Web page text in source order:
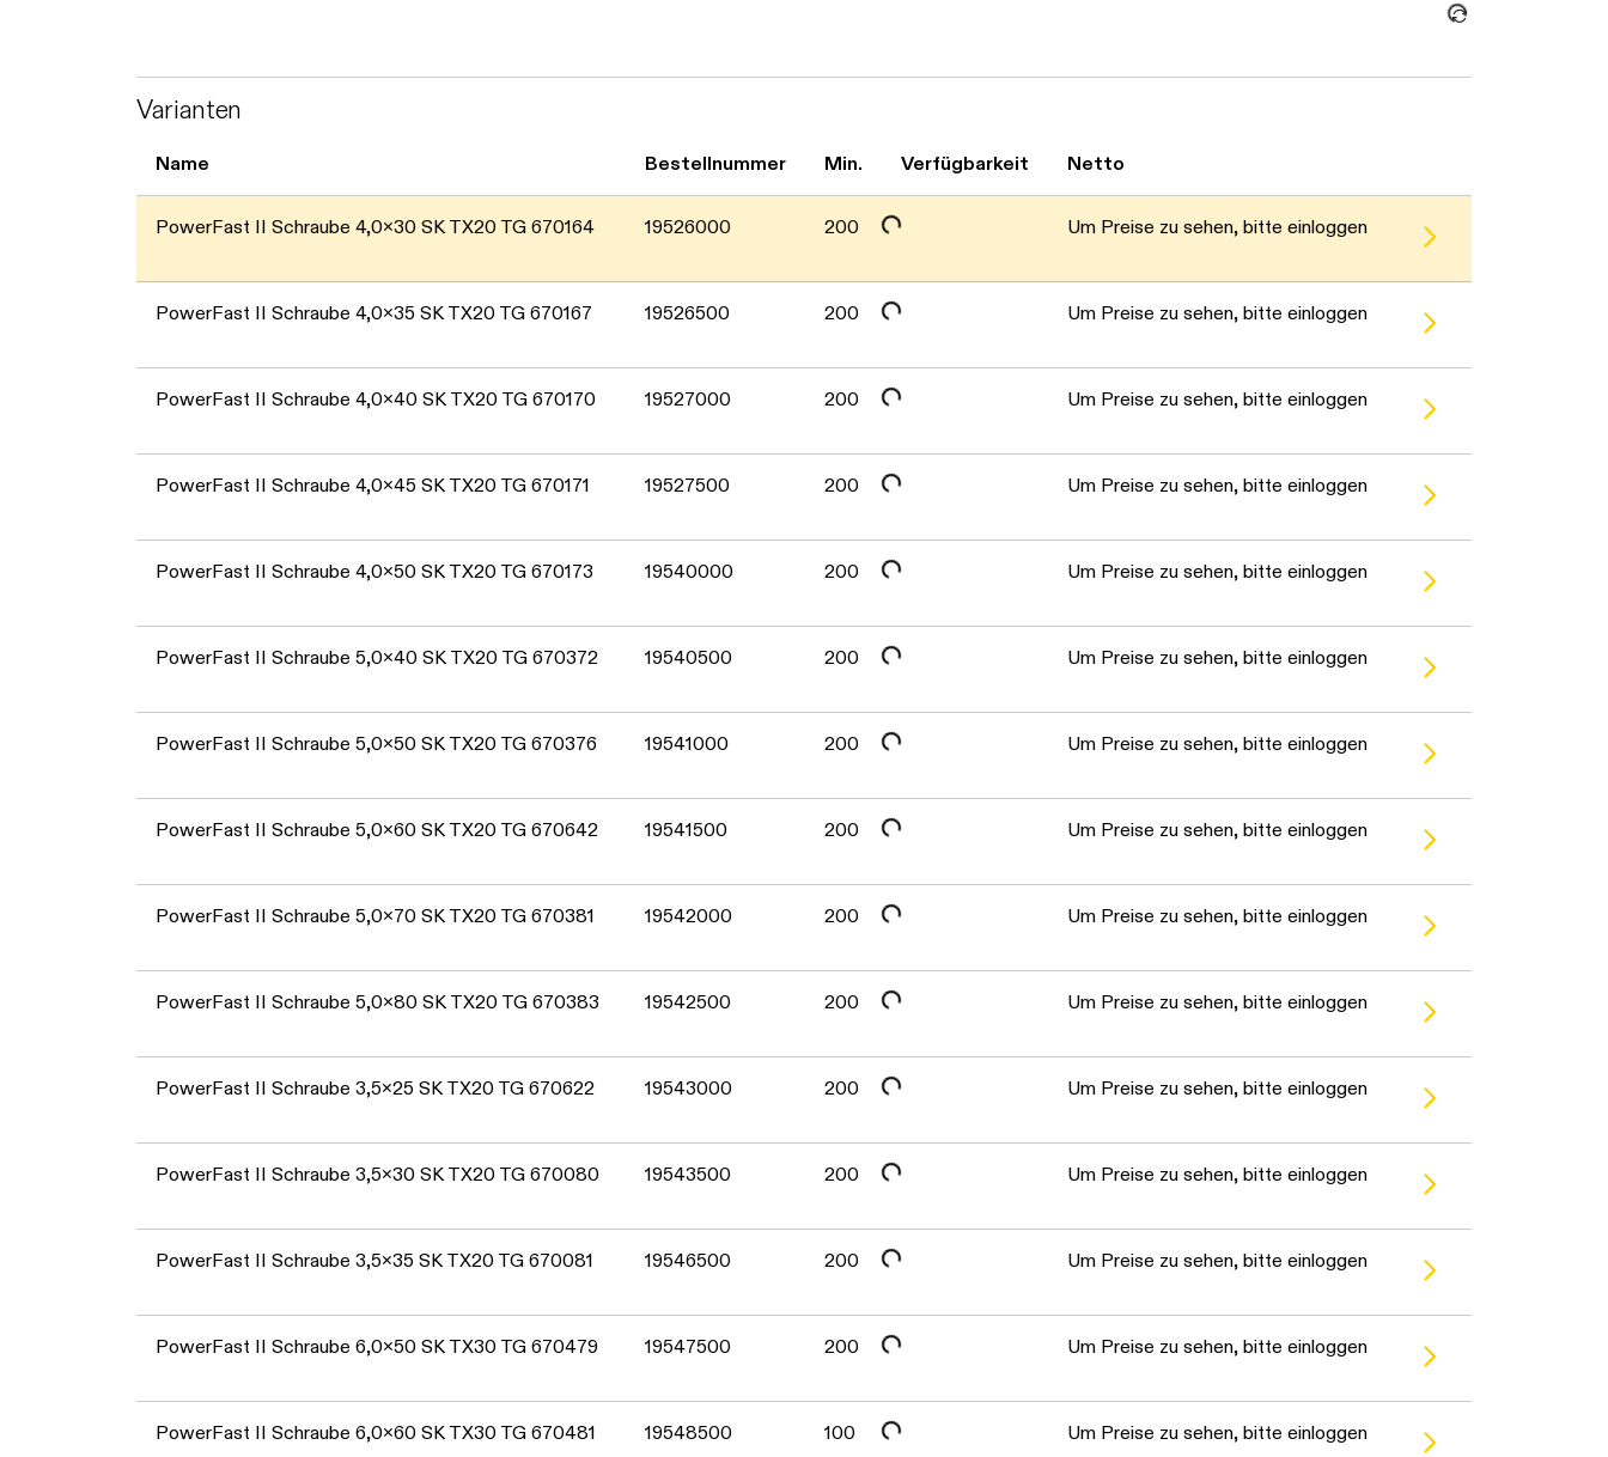
Daten werden geladen. Bitte warten...
Varianten
Name Bestellnummer Min. Verfügbarkeit Netto
PowerFast II Schraube 4,0x30 SK TX20 TG 670164 19526000 200
Daten werden geladen. Bitte warten... Um Preise zu sehen, bitte einloggen
PowerFast II Schraube 4,0x35 SK TX20 TG 670167 19526500 200
Daten werden geladen. Bitte warten... Um Preise zu sehen, bitte einloggen
PowerFast II Schraube 4,0x40 SK TX20 TG 670170 19527000 200
Daten werden geladen. Bitte warten... Um Preise zu sehen, bitte einloggen
PowerFast II Schraube 4,0x45 SK TX20 TG 670171 19527500 200
Daten werden geladen. Bitte warten... Um Preise zu sehen, bitte einloggen
PowerFast II Schraube 4,0x50 SK TX20 TG 670173 19540000 200
Daten werden geladen. Bitte warten... Um Preise zu sehen, bitte einloggen
PowerFast II Schraube 5,0x40 SK TX20 TG 670372 19540500 200
Daten werden geladen. Bitte warten... Um Preise zu sehen, bitte einloggen
PowerFast II Schraube 5,0x50 SK TX20 TG 670376 19541000 200
Daten werden geladen. Bitte warten... Um Preise zu sehen, bitte einloggen
PowerFast II Schraube 5,0x60 SK TX20 TG 670642 19541500 200
Daten werden geladen. Bitte warten... Um Preise zu sehen, bitte einloggen
PowerFast II Schraube 5,0x70 SK TX20 TG 670381 19542000 200
Daten werden geladen. Bitte warten... Um Preise zu sehen, bitte einloggen
PowerFast II Schraube 5,0x80 SK TX20 TG 670383 19542500 200
Daten werden geladen. Bitte warten... Um Preise zu sehen, bitte einloggen
PowerFast II Schraube 3,5x25 SK TX20 TG 670622 19543000 200
Daten werden geladen. Bitte warten... Um Preise zu sehen, bitte einloggen
PowerFast II Schraube 3,5x30 SK TX20 TG 670080 19543500 200
Daten werden geladen. Bitte warten... Um Preise zu sehen, bitte einloggen
PowerFast II Schraube 3,5x35 SK TX20 TG 670081 19546500 200
Daten werden geladen. Bitte warten... Um Preise zu sehen, bitte einloggen
PowerFast II Schraube 6,0x50 SK TX30 TG 670479 19547500 200 Um Preise zu sehen, bitte einloggen
PowerFast II Schraube 6,0x60 SK TX30 TG 670481 19548500 100 Um Preise zu sehen, bitte einloggen